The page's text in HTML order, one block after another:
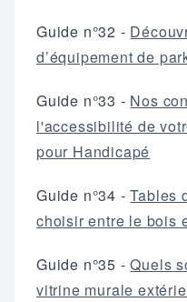
Guide n°32 -
d’équipement de
Guide n°33 - Nos
l'accessibilité de
pour Handicapé
Guide n°34 -Tables
choisir entre le bois
Guide n°35 -Quels
vitrine murale